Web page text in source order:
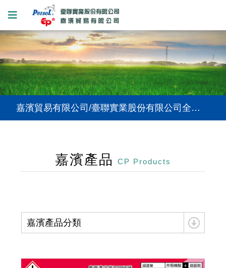
嘉濱貿易有限公司/臺聯實業股份有限公司全新網站上線，提供您更好的使用體驗。
嘉濱貿易有限公司/臺聯實業股份有限公司全新網站上線，提供您更好的使用體驗。
嘉濱產品 CP Products
嘉濱產品分類